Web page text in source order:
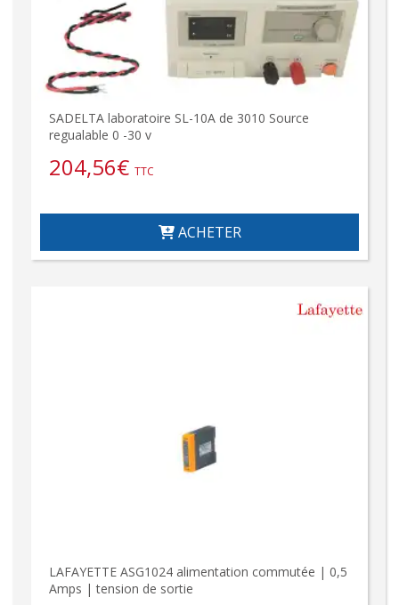
SADELTA laboratoire SL-10A de 3010 Source
regualable 0 -30 v
204,56€ TTC
ACHETER
LAFAYETTE ASG1024 alimentation commutée | 0,5
Amps | tension de sortie